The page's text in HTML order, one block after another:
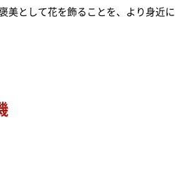
美として花を飾ることを、より身近に